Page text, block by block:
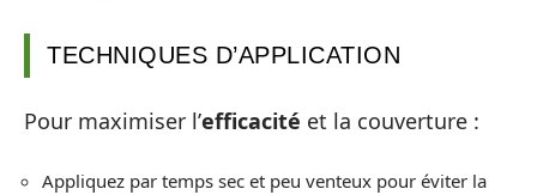
TECHNIQUES D’APPLICATION
Pour maximiser l’efficacité et la couverture :
Appliquez par temps sec et peu venteux pour éviter la